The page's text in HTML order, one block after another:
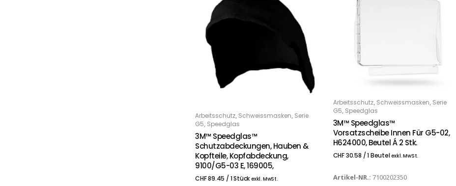
IN DEN WARENKORB
Arbeitsschutz, Schweissmasken, Serie
G5, Speedglas
3M™ Speedglas™
Schutzabdeckungen, Hauben &
Kopfteile, Kopfabdeckung,
9100/G5-03 E, 169005,
CHF89.45 / 1 Stückexkl. MwSt.
IN DEN WARENKORB
Arbeitsschutz, Schweissmasken, Serie
G5, Speedglas
3M™ Speedglas™
Vorsatzscheibe Innen Für G5-02,
H624000, Beutel Á 2 Stk.
CHF30.58 / 1 Beutelexkl. MwSt.
Artikel-NR.: 7100202350